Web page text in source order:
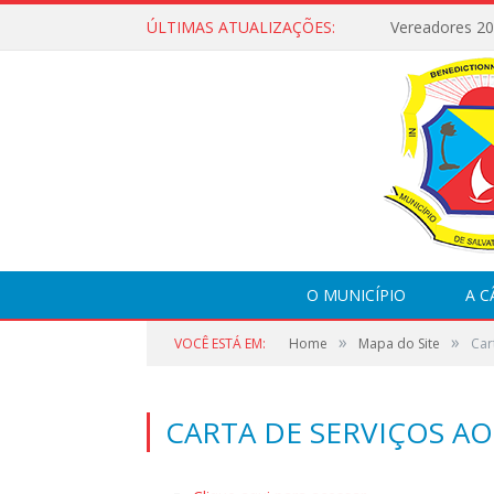
ÚLTIMAS ATUALIZAÇÕES: Vereadores
O MUNICÍPIO A
VOCÊ ESTÁ EM: Home » Mapa do Site »
CARTA DE SERVIÇOS